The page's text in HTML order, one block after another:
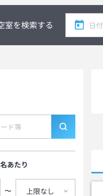
室を検索する
あたり
〜 上限なし